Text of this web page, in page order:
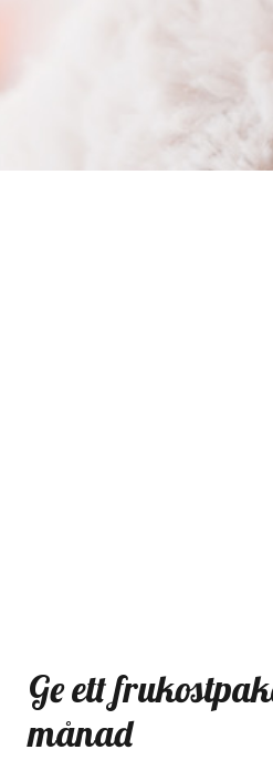
Ge ett
månad